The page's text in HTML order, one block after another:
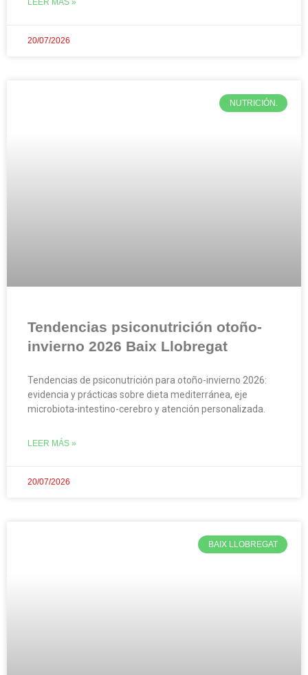
LEER MÁS »
20/07/2026
NUTRICIÓN.
Tendencias psiconutrición otoño-
invierno 2026 Baix Llobregat
Tendencias de psiconutrición para otoño-invierno 2026:
evidencia y prácticas sobre dieta mediterránea, eje
microbiota-intestino-cerebro y atención personalizada.
LEER MÁS »
20/07/2026
BAIX LLOBREGAT